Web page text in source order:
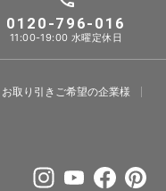
0120-796-016
11:00-19:00 水曜定休日
お取り引きご希望の企業様